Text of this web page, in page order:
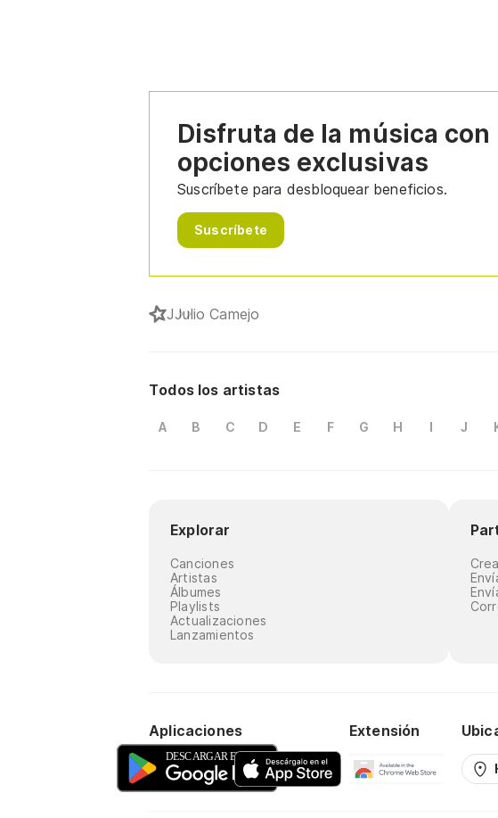
Disfruta de la música con
opciones exclusivas
Suscríbete para desbloquear beneficios.
Suscríbete
JJulio Camejo
Todos los artistas
A B C D E F G H J
Explorar
Canciones
Artistas
Álbumes
Playlists
Actualizaciones
Lanzamientos
Aplicaciones Extensión